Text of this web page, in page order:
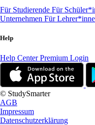
Für Studierende Für
Unternehmen Für
Help
Help CenterPremium Login
© StudySmarter
AGB
Impressum
Datenschutzerklärung